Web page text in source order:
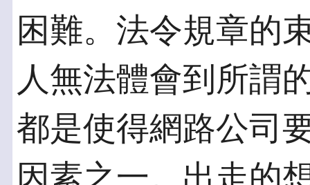
困難。法令規章的
人無法體會到所謂
都是使得網路公司
因素之一。出走的